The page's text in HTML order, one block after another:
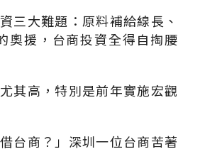
三大難題：原料補給線長、
奧援，台商投資全得自掏腰
其高，特別是前年實施宏觀
台商？」深圳一位台商苦著